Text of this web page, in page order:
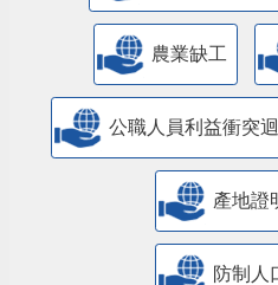
農業缺工
公職人員利益衝突
產地證
防制人